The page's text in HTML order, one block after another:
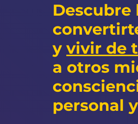
Descubre
y vivir de
a otros
personal